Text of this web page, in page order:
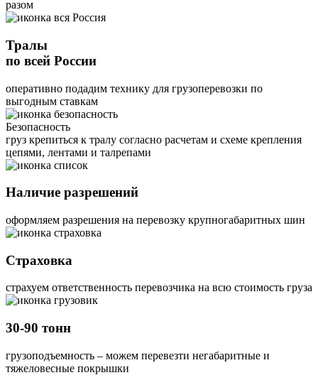
разом
Тралы
по всей России
оперативно подадим технику для грузоперевозки по
выгодным ставкам
Безопасность
груз крепиться к тралу согласно расчетам и схеме крепления
цепями, лентами и талрепами
Наличие разрешений
оформляем разрешения на перевозку крупногабаритных шин
Страховка
страхуем ответственность перевозчика на всю стоимость груза
30-90 тонн
грузоподъемность – можем перевезти негабаритные и
тяжеловесные покрышки